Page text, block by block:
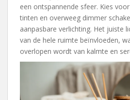
een ontspannende sfeer. Kies
tinten en overweeg dimmer
aanpasbare verlichting. Het juiste
van de hele ruimte beïnvloeden,
overlopen wordt van kalmte en